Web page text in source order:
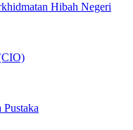
Hibah Negeri